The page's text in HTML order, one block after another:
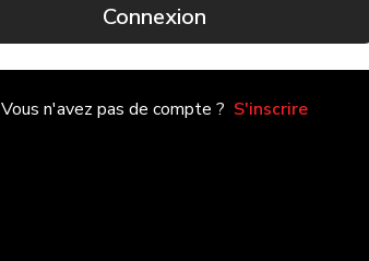
Connexion
Vous n'avez pas de compte ? S'inscrire